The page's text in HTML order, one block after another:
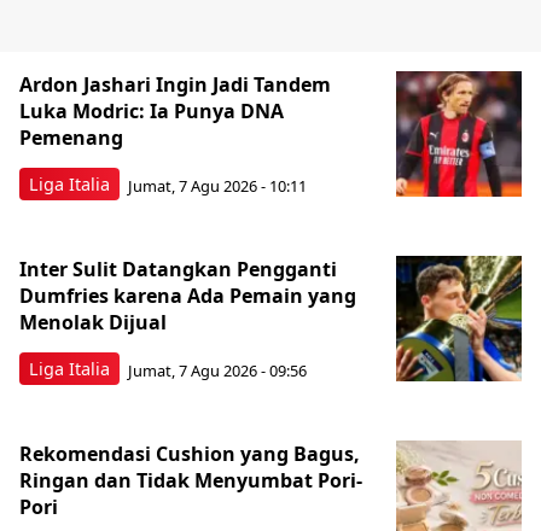
Liga Italia
Ardon Jashari Ingin Jadi Tandem
Luka Modric: Ia Punya DNA
Pemenang
Jumat, 7 Agu 2026 - 10:11
Liga Italia
Inter Sulit Datangkan Pengganti
Dumfries karena Ada Pemain yang
Menolak Dijual
Jumat, 7 Agu 2026 - 09:56
Rekomendasi Cushion yang Bagus,
Ringan dan Tidak Menyumbat Pori-
Pori